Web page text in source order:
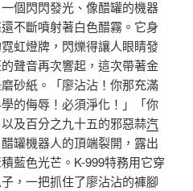
個閃閃發光、像醋罐的機器
不斷噴射著白色醋霧。它身
虹燈牌，閃爍得讓人眼睛發
聲音再次響起，這次帶著金
砂紙。「廖沾沾！你那充滿
的侮辱！必須淨化！」「你
及百分之九十五的邪惡蒜汽
罐機器人的頂端裂開，露出
藍色光芒。K-999特務用它穿
，一把抓住了廖沾沾的褲腳